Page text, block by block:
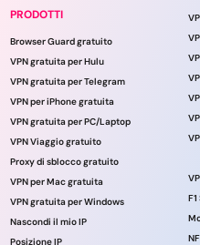
PRODOTTI
Browser Guard gratuito
VPN gratuita per Hulu
VPN gratuita per Telegram
VPN per iPhone gratuita
VPN gratuita per PC/Laptop
VPN Viaggio gratuito
Proxy di sblocco gratuito
VPN per Mac gratuita
VPN gratuita per Windows
Nascondi il mio IP
Posizione IP